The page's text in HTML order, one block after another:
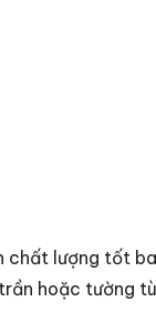
lượng tốt
hoặc tường